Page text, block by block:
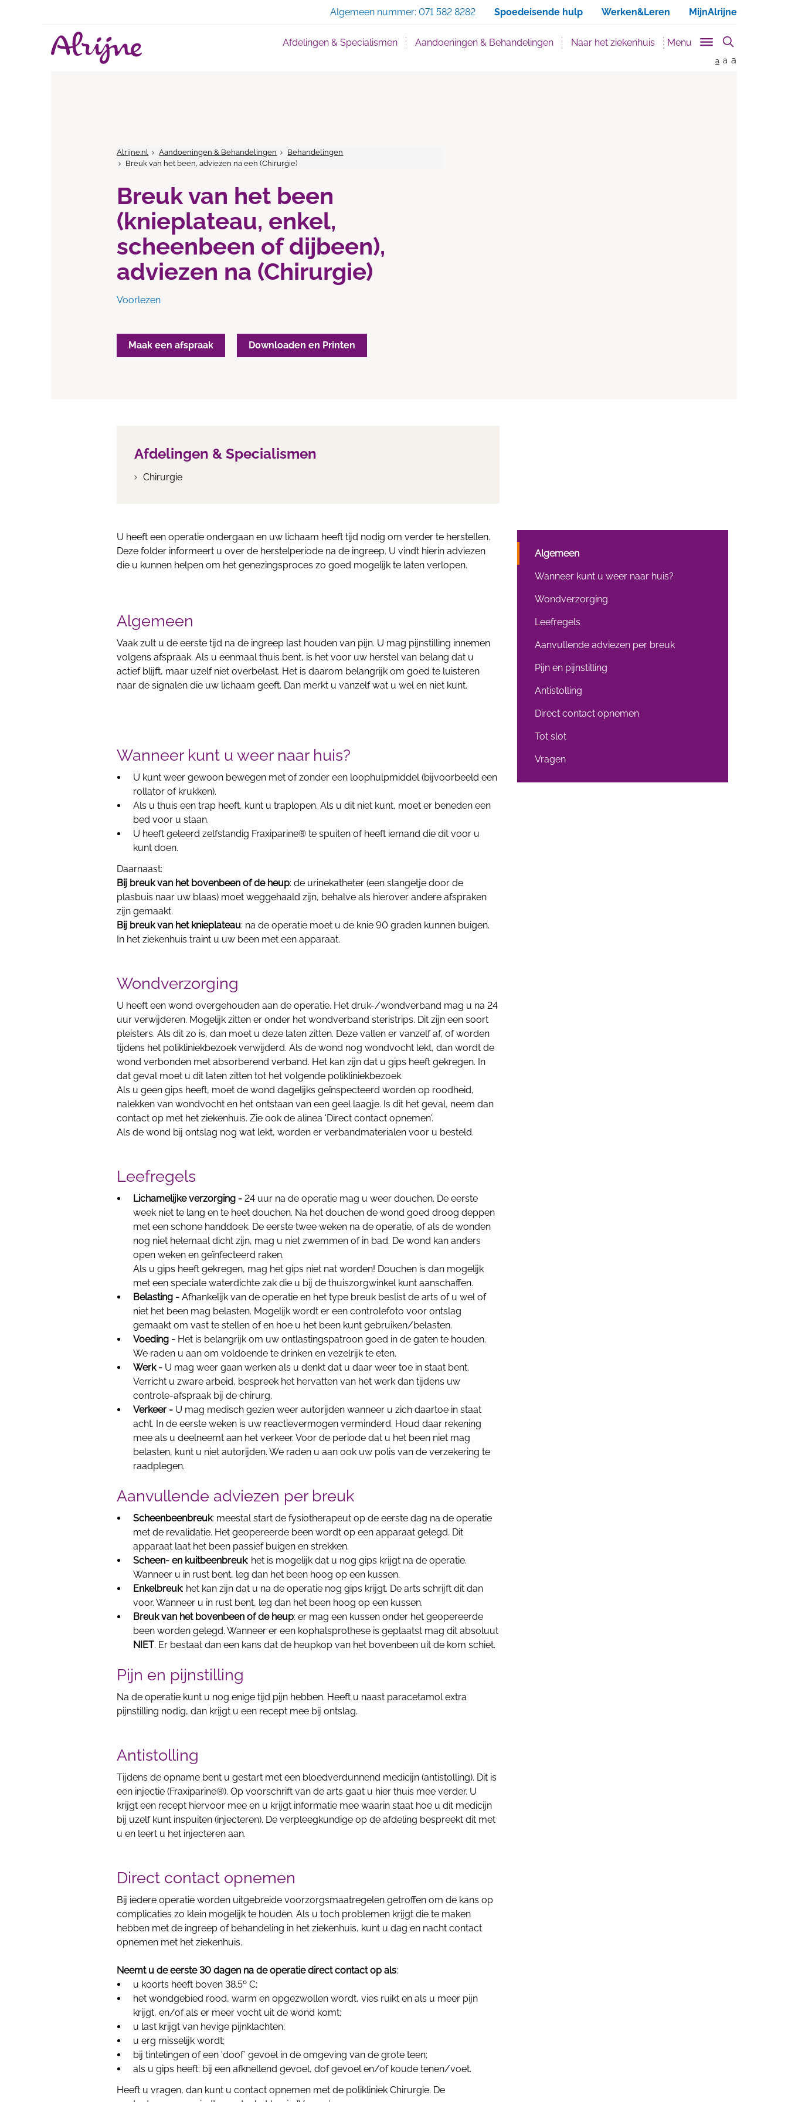
Algemeen nummer: 071 582 8282 Spoedeisende hulp Werken&Leren MijnAlrijne
Afdelingen & Specialismen Aandoeningen & Behandelingen Naar het ziekenhuis Menu
a a a
Alrijne.nl Aandoeningen & Behandelingen
Behandelingen
Breuk van het been, adviezen na een (Chirurgie)
Breuk van het been
(knieplateau, enkel,
scheenbeen of dijbeen),
adviezen na (Chirurgie)
Voorlezen
Maak een afspraak Downloaden en Printen
Afdelingen & Specialismen
Chirurgie
U heeft een operatie ondergaan en uw lichaam heeft tijd nodig om verder te herstellen.
Deze folder informeert u over de herstelperiode na de ingreep. U vindt hierin adviezen
die u kunnen helpen om het genezingsproces zo goed mogelijk te laten verlopen.
Algemeen
Vaak zult u de eerste tijd na de ingreep last houden van pijn. U mag pijnstilling innemen
volgens afspraak. Als u eenmaal thuis bent, is het voor uw herstel van belang dat u
actief blijft, maar uzelf niet overbelast. Het is daarom belangrijk om goed te luisteren
naar de signalen die uw lichaam geeft. Dan merkt u vanzelf wat u wel en niet kunt.
Wanneer kunt u weer naar huis?
U kunt weer gewoon bewegen met of zonder een loophulpmiddel (bijvoorbeeld een
rollator of krukken).
Als u thuis een trap heeft, kunt u traplopen. Als u dit niet kunt, moet er beneden een
bed voor u staan.
U heeft geleerd zelfstandig Fraxiparine® te spuiten of heeft iemand die dit voor u
kunt doen.
Daarnaast:
Bij breuk van het bovenbeen of de heup: de urinekatheter (een slangetje door de
plasbuis naar uw blaas) moet weggehaald zijn, behalve als hierover andere afspraken
zijn gemaakt.
Bij breuk van het knieplateau: na de operatie moet u de knie 90 graden kunnen buigen.
In het ziekenhuis traint u uw been met een apparaat.
Wondverzorging
U heeft een wond overgehouden aan de operatie. Het druk-/wondverband mag u na 24
uur verwijderen. Mogelijk zitten er onder het wondverband steristrips. Dit zijn een soort
pleisters. Als dit zo is, dan moet u deze laten zitten. Deze vallen er vanzelf af, of worden
tijdens het polikliniekbezoek verwijderd. Als de wond nog wondvocht lekt, dan wordt de
wond verbonden met absorberend verband. Het kan zijn dat u gips heeft gekregen. In
dat geval moet u dit laten zitten tot het volgende polikliniekbezoek.
Als u geen gips heeft, moet de wond dagelijks geïnspecteerd worden op roodheid,
nalekken van wondvocht en het ontstaan van een geel laagje. Is dit het geval, neem dan
contact op met het ziekenhuis. Zie ook de alinea 'Direct contact opnemen'.
Als de wond bij ontslag nog wat lekt, worden er verbandmaterialen voor u besteld.
Leefregels
Lichamelijke verzorging - 24 uur na de operatie mag u weer douchen. De eerste
week niet te lang en te heet douchen. Na het douchen de wond goed droog deppen
met een schone handdoek. De eerste twee weken na de operatie, of als de wonden
nog niet helemaal dicht zijn, mag u niet zwemmen of in bad. De wond kan anders
open weken en geïnfecteerd raken.
Als u gips heeft gekregen, mag het gips niet nat worden! Douchen is dan mogelijk
met een speciale waterdichte zak die u bij de thuiszorgwinkel kunt aanschaffen.
Belasting - Afhankelijk van de operatie en het type breuk beslist de arts of u wel of
niet het been mag belasten. Mogelijk wordt er een controlefoto voor ontslag
gemaakt om vast te stellen of en hoe u het been kunt gebruiken/belasten.
Voeding - Het is belangrijk om uw ontlastingspatroon goed in de gaten te houden.
We raden u aan om voldoende te drinken en vezelrijk te eten.
Werk - U mag weer gaan werken als u denkt dat u daar weer toe in staat bent.
Verricht u zware arbeid, bespreek het hervatten van het werk dan tijdens uw
controle-afspraak bij de chirurg.
Verkeer - U mag medisch gezien weer autorijden wanneer u zich daartoe in staat
acht. In de eerste weken is uw reactievermogen verminderd. Houd daar rekening
mee als u deelneemt aan het verkeer. Voor de periode dat u het been niet mag
belasten, kunt u niet autorijden. We raden u aan ook uw polis van de verzekering te
raadplegen.
Aanvullende adviezen per breuk
Scheenbeenbreuk: meestal start de fysiotherapeut op de eerste dag na de operatie
met de revalidatie. Het geopereerde been wordt op een apparaat gelegd. Dit
apparaat laat het been passief buigen en strekken.
Scheen- en kuitbeenbreuk: het is mogelijk dat u nog gips krijgt na de operatie.
Wanneer u in rust bent, leg dan het been hoog op een kussen.
Enkelbreuk: het kan zijn dat u na de operatie nog gips krijgt. De arts schrijft dit dan
voor. Wanneer u in rust bent, leg dan het been hoog op een kussen.
Breuk van het bovenbeen of de heup: er mag een kussen onder het geopereerde
been worden gelegd. Wanneer er een kophalsprothese is geplaatst mag dit absoluut
NIET. Er bestaat dan een kans dat de heupkop van het bovenbeen uit de kom schiet.
Pijn en pijnstilling
Na de operatie kunt u nog enige tijd pijn hebben. Heeft u naast paracetamol extra
pijnstilling nodig, dan krijgt u een recept mee bij ontslag.
Antistolling
Tijdens de opname bent u gestart met een bloedverdunnend medicijn (antistolling). Dit is
een injectie (Fraxiparine®). Op voorschrift van de arts gaat u hier thuis mee verder. U
krijgt een recept hiervoor mee en u krijgt informatie mee waarin staat hoe u dit medicijn
bij uzelf kunt inspuiten (injecteren). De verpleegkundige op de afdeling bespreekt dit met
u en leert u het injecteren aan.
Direct contact opnemen
Bij iedere operatie worden uitgebreide voorzorgsmaatregelen getroffen om de kans op
complicaties zo klein mogelijk te houden. Als u toch problemen krijgt die te maken
hebben met de ingreep of behandeling in het ziekenhuis, kunt u dag en nacht contact
opnemen met het ziekenhuis.
Neemt u de eerste 30 dagen na de operatie direct contact op als:
u koorts heeft boven 38.5º C;
het wondgebied rood, warm en opgezwollen wordt, vies ruikt en als u meer pijn
krijgt, en/of als er meer vocht uit de wond komt;
u last krijgt van hevige pijnklachten;
u erg misselijk wordt;
bij tintelingen of een 'doof’ gevoel in de omgeving van de grote teen;
als u gips heeft: bij een afknellend gevoel, dof gevoel en/of koude tenen/voet.
Heeft u vragen, dan kunt u contact opnemen met de polikliniek Chirurgie. De
Algemeen
Wanneer kunt u weer naar huis?
Wondverzorging
Leefregels
Aanvullende adviezen per breuk
Pijn en pijnstilling
Antistolling
Direct contact opnemen
Tot slot
Vragen